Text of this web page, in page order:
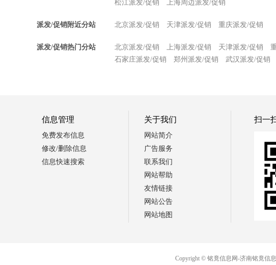
松江派发/促销
上海周边派发/促销
派发/促销附近分站 北京派发/促销 天津派发/促销 重庆派发/促销
派发/促销热门分站 北京派发/促销 上海派发/促销 天津派发/促销
石家庄派发/促销
郑州派发/促销 武汉派发/促销
信息管理
免费发布信息
修改/删除信息
信息快速搜索
关于我们
网站简介
广告服务
联系我们
网站帮助
友情链接
网站公告
网站地图
扫一
Copyright © 铭竟信息网-济南铭竟信